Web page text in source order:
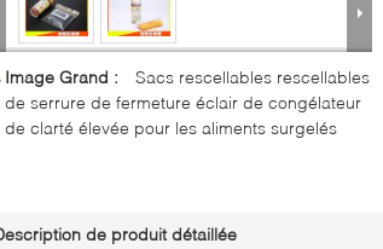
Image Grand :
Sacs rescellables rescellables
de serrure de fermeture éclair de congélateur
de clarté élevée pour les aliments surgelés
de produit détaillée